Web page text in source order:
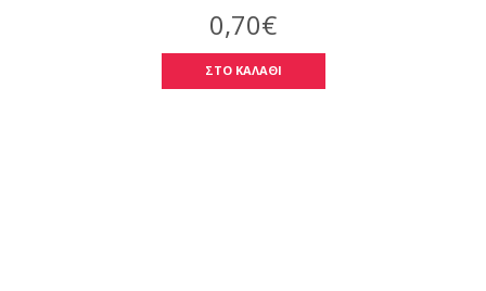
0,70€
ΣΤΟ ΚΑΛΑΘΙ